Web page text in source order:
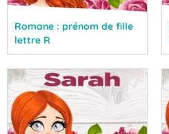
Romane : prénom de fille
lettre R